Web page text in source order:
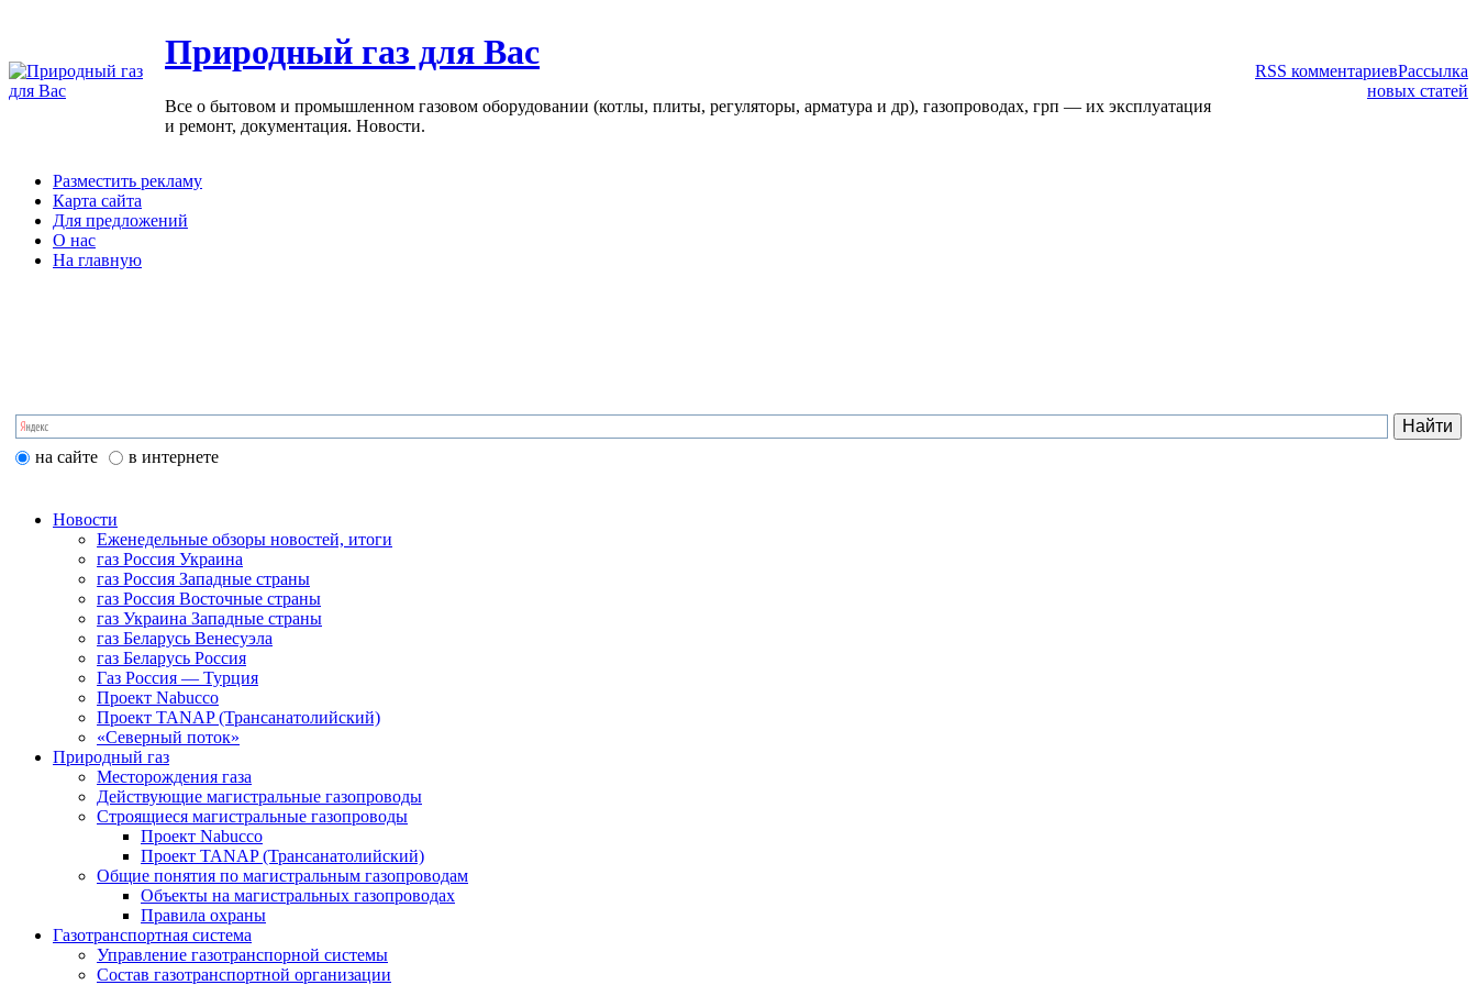
Природный газ для Вас
Все о бытовом и промышленном газовом оборудовании (котлы, плиты, регуляторы, арматура и др), газопроводах, грп — их эксплуатация
и ремонт, документация. Новости.
RSS комментариевРассылка
новых статей
Разместить рекламу
Карта сайта
Для предложений
О нас
На главную
на сайте в интернете
Новости
Еженедельные обзоры новостей, итоги
газ Россия Украина
газ Россия Западные страны
газ Россия Восточные страны
газ Украина Западные страны
газ Беларусь Венесуэла
газ Беларусь Россия
Газ Россия — Турция
Проект Nabucco
Проект TANAP (Трансанатолийский)
«Северный поток»
Природный газ
Месторождения газа
Действующие магистральные газопроводы
Строящиеся магистральные газопроводы
Проект Nabucco
Проект TANAP (Трансанатолийский)
Общие понятия по магистральным газопроводам
Объекты на магистральных газопроводах
Правила охраны
Газотранспортная система
Управление газотранспорной системы
Состав газотранспортной организации